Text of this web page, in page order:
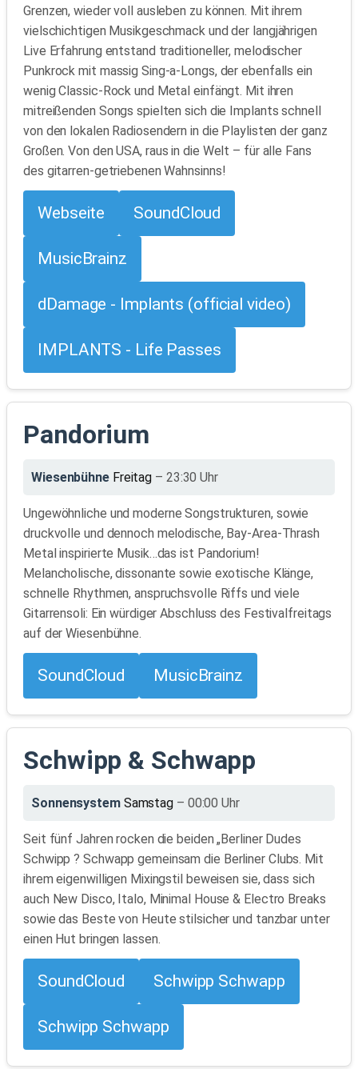
Grenzen, wieder voll ausleben zu können. Mit ihrem
vielschichtigen Musikgeschmack und der langjährigen
Live Erfahrung entstand traditioneller, melodischer
Punkrock mit massig Sing-a-Longs, der ebenfalls ein
wenig Classic-Rock und Metal einfängt. Mit ihren
mitreißenden Songs spielten sich die Implants schnell
von den lokalen Radiosendern in die Playlisten der ganz
Großen. Von den USA, raus in die Welt – für alle Fans
des gitarren-getriebenen Wahnsinns!
Webseite SoundCloud
MusicBrainz
dDamage - Implants (official video)
IMPLANTS - Life Passes
Pandorium
Wiesenbühne Freitag – 23:30 Uhr
Ungewöhnliche und moderne Songstrukturen, sowie
druckvolle und dennoch melodische, Bay-Area-Thrash
Metal inspirierte Musik…das ist Pandorium!
Melancholische, dissonante sowie exotische Klänge,
schnelle Rhythmen, anspruchsvolle Riffs und viele
Gitarrensoli: Ein würdiger Abschluss des Festivalfreitags
auf der Wiesenbühne.
SoundCloud MusicBrainz
Schwipp & Schwapp
Sonnensystem Samstag – 00:00 Uhr
Seit fünf Jahren rocken die beiden „Berliner Dudes
Schwipp ? Schwapp gemeinsam die Berliner Clubs. Mit
ihrem eigenwilligen Mixingstil beweisen sie, dass sich
auch New Disco, Italo, Minimal House & Electro Breaks
sowie das Beste von Heute stilsicher und tanzbar unter
einen Hut bringen lassen.
SoundCloud Schwipp Schwapp
Schwipp Schwapp